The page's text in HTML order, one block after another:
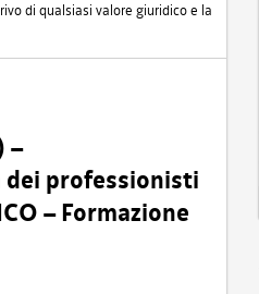
di qualsiasi valore giuridico e la
–
dei professionisti
– Formazione